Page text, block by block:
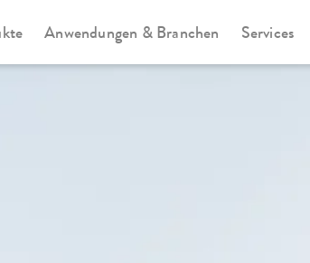
Anwendungen & Branchen Services